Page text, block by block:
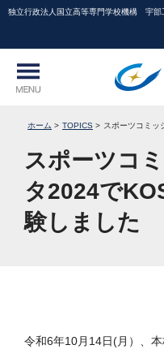
独立行政法人国立高等専門学校機構 宇部
ホーム TOPICS
スポーツコミッ
スポーツコ
タ2024で
験しました
令和6年10月14日(月）、